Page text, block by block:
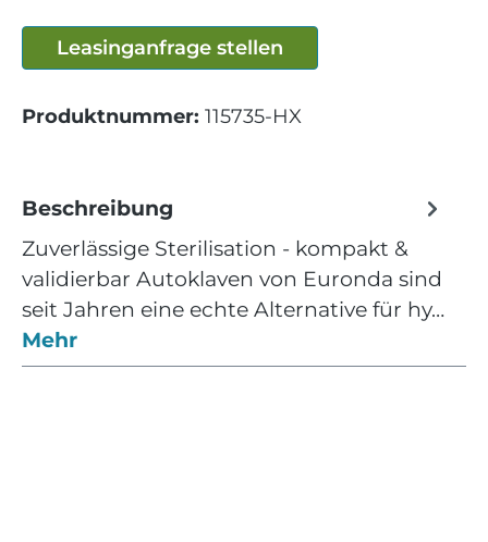
Leasinganfrage stellen
Produktnummer: 115735-HX
Beschreibung
Zuverlässige Sterilisation - kompakt &
validierbar Autoklaven von Euronda sind
seit Jahren eine echte Alternative für hy…
Mehr